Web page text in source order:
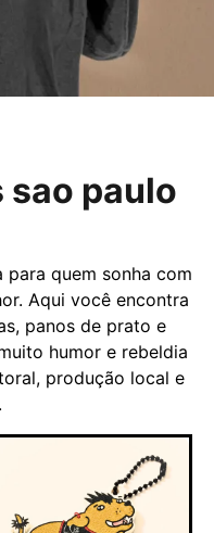
sao paulo
para quem sonha com
Aqui você encontra
panos de prato e
humor e rebeldia
produção local e